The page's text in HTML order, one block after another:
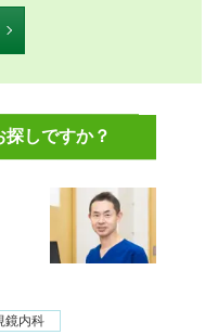
しですか？
鏡内科